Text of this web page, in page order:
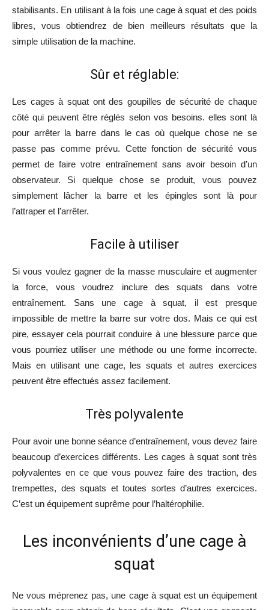
stabilisants. En utilisant à la fois une cage à squat et des poids
libres, vous obtiendrez de bien meilleurs résultats que la
simple utilisation de la machine.
Sûr et réglable:
Les cages à squat ont des goupilles de sécurité de chaque
côté qui peuvent être réglés selon vos besoins. elles sont là
pour arrêter la barre dans le cas où quelque chose ne se
passe pas comme prévu. Cette fonction de sécurité vous
permet de faire votre entraînement sans avoir besoin d’un
observateur. Si quelque chose se produit, vous pouvez
simplement lâcher la barre et les épingles sont là pour
l’attraper et l’arrêter.
Facile à utiliser
Si vous voulez gagner de la masse musculaire et augmenter
la force, vous voudrez inclure des squats dans votre
entraînement. Sans une cage à squat, il est presque
impossible de mettre la barre sur votre dos. Mais ce qui est
pire, essayer cela pourrait conduire à une blessure parce que
vous pourriez utiliser une méthode ou une forme incorrecte.
Mais en utilisant une cage, les squats et autres exercices
peuvent être effectués assez facilement.
Très polyvalente
Pour avoir une bonne séance d’entraînement, vous devez faire
beaucoup d’exercices différents. Les cages à squat sont très
polyvalentes en ce que vous pouvez faire des traction, des
trempettes, des squats et toutes sortes d’autres exercices.
C’est un équipement suprême pour l’haltérophilie.
Les inconvénients d’une cage à
squat
Ne vous méprenez pas, une cage à squat est un équipement